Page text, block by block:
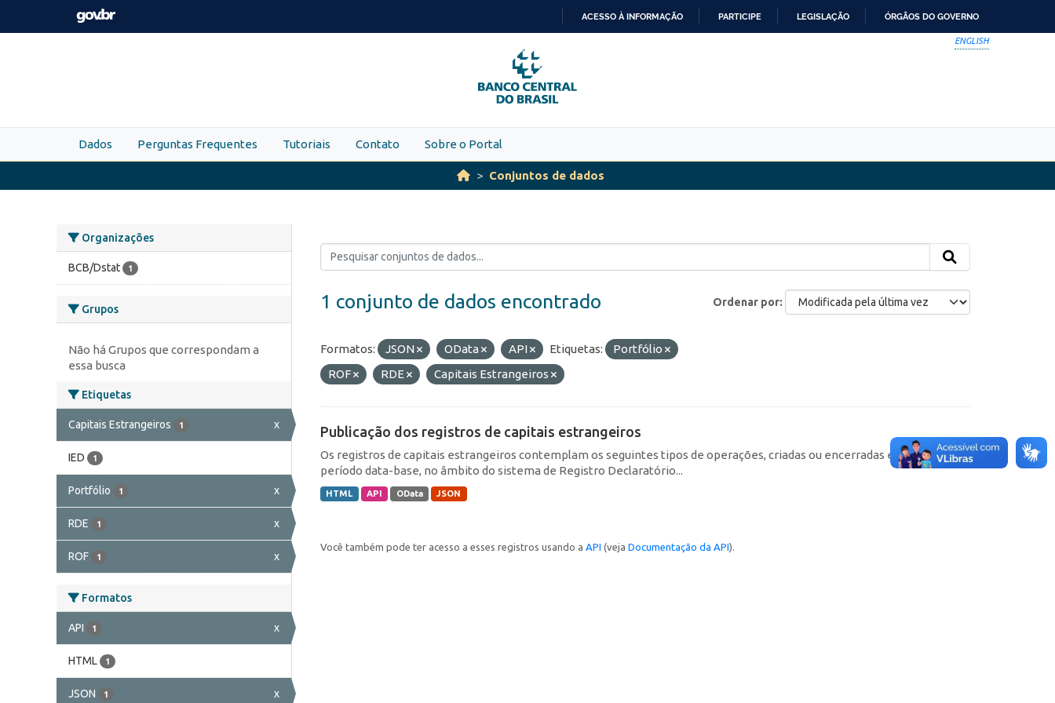
Skip to main content
PARA
O
CONTEÚDO
ACESSO À INFORMAÇÃO PARTICIPE LEGISLAÇÃO ÓRGÃOS DO GOVERNO
ENGLISH
Dados Perguntas Frequentes Tutoriais Contato Sobre o Portal
Conjuntos de dados
Organizações
BCB/Dstat 1
Grupos
Não há Grupos que correspondam a
essa busca
Etiquetas
Capitais Estrangeiros 1 x
IED 1
Portfólio 1 x
RDE 1 x
ROF 1 x
Formatos
API 1 x
HTML 1
JSON 1 x
Ordenar por
1 conjunto de dados encontrado
Formatos: JSON OData API Etiquetas:
Portfólio
ROF
RDE Capitais Estrangeiros
Publicação dos registros de capitais estrangeiros
Os registros de capitais estrangeiros contemplam os seguintes tipos de operações, criadas ou encerradas em cada
período data-base, no âmbito do sistema de Registro Declaratório...
HTML API OData JSON
Você também pode ter acesso a esses registros usando a API (veja Documentação da API).